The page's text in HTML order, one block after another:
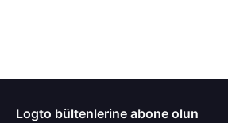
Logto bültenlerine abone olun